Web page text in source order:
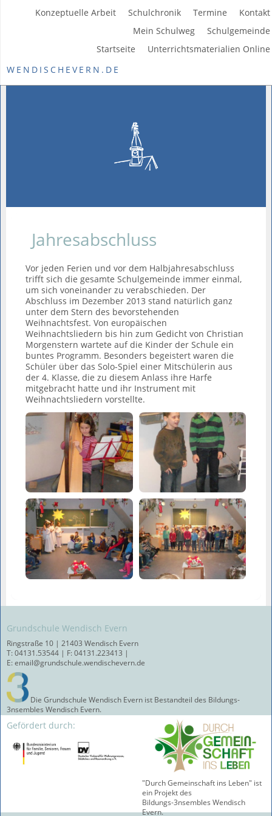
Kontakt
Termine
Schulchronik
Konzeptuelle Arbeit
Schulgemeinde
Mein Schulweg
Unterrichtsmaterialien Online
Startseite
WENDISCHEVERN.DE
Jahresabschluss
Vor jeden Ferien und vor dem Halbjahresabschluss
trifft sich die gesamte Schulgemeinde immer einmal,
um sich voneinander zu verabschieden. Der
Abschluss im Dezember 2013 stand natürlich ganz
unter dem Stern des bevorstehenden
Weihnachtsfest. Von europäischen
Weihnachtsliedern bis hin zum Gedicht von Christian
Morgenstern wartete auf die Kinder der Schule ein
buntes Programm. Besonders begeistert waren die
Schüler über das Solo-Spiel einer Mitschülerin aus
der 4. Klasse, die zu diesem Anlass ihre Harfe
mitgebracht hatte und ihr Instrument mit
Weihnachtsliedern vorstellte.
Grundschule Wendisch Evern
Ringstraße 10 | 21403 Wendisch Evern
T: 04131.53544 | F: 04131.223413 |
E: email@grundschule.wendischevern.de
Die Grundschule Wendisch Evern ist Bestandteil des Bildungs-
3nsembles Wendisch Evern.
Gefördert durch:
"Durch Gemeinschaft ins Leben" ist
ein Projekt des
Bildungs-3nsembles Wendisch
Evern.